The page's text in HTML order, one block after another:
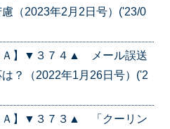
（2023年2月2日号）('23/0
Ａ】▼３７４▲ メール誤送
？（2022年1月26日号）('2
Ａ】▼３７３▲ 「クーリン